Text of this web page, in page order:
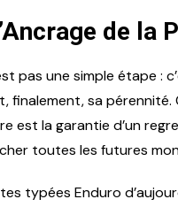
de
pas une simple étape :
finalement, sa
est la garantie d’un
toutes les futures
typées Enduro